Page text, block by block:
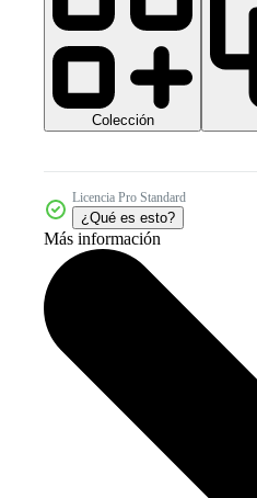
Colección
Licencia Pro Standard
¿Qué es esto?
Más información